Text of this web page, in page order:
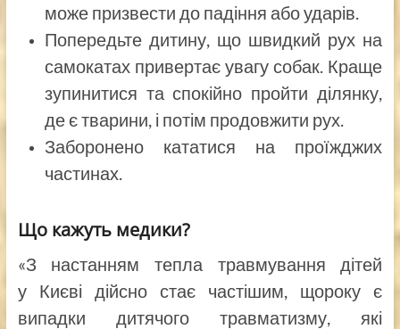
може призвести до падіння або ударів.
Попередьте дитину, що швидкий рух на
самокатах привертає увагу собак. Краще
зупинитися та спокійно пройти ділянку,
де є тварини, і потім продовжити рух.
Заборонено кататися на проїжджих
частинах.
Що кажуть медики?
«З настанням тепла травмування дітей
у Києві дійсно стає частішим, щороку є
випадки дитячого травматизму, які